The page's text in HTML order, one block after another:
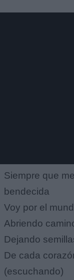
Siempre que
bendecida
Voy por el
Abriendo
Dejando
De cada
(escuchando)